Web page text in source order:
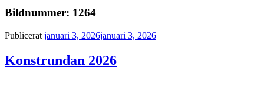
Bildnummer: 1264
Publicerat januari 3, 2026januari 3, 2026
Konstrundan 2026